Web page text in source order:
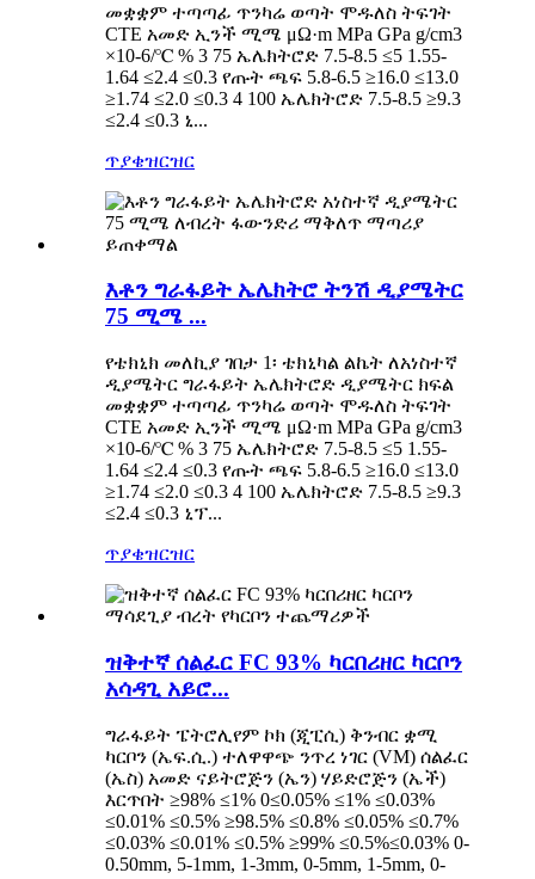
መቋቋም ተጣጣፊ ጥንካሬ ወጣት ሞዱለስ ትፍገት
CTE አመድ ኢንች ሚሜ μΩ·m MPa GPa g/cm3
×10-6/℃ % 3 75 ኤሌክትሮድ 7.5-8.5 ≤5 1.55-
1.64 ≤2.4 ≤0.3 የጡት ጫፍ 5.8-6.5 ≥16.0 ≤13.0
≥1.74 ≤2.0 ≤0.3 4 100 ኤሌክትሮድ 7.5-8.5 ≥9.3
≤2.4 ≤0.3 ኒ...
ጥያቄዝርዝር
እቶን ግራፋይት ኤሌክትሮ ትንሽ ዲያሜትር
75 ሚሜ ...
የቴክኒክ መለኪያ ገበታ 1፡ ቴክኒካል ልኬት ለአነስተኛ
ዲያሜትር ግራፋይት ኤሌክትሮድ ዲያሜትር ክፍል
መቋቋም ተጣጣፊ ጥንካሬ ወጣት ሞዱለስ ትፍገት
CTE አመድ ኢንች ሚሜ μΩ·m MPa GPa g/cm3
×10-6/℃ % 3 75 ኤሌክትሮድ 7.5-8.5 ≤5 1.55-
1.64 ≤2.4 ≤0.3 የጡት ጫፍ 5.8-6.5 ≥16.0 ≤13.0
≥1.74 ≤2.0 ≤0.3 4 100 ኤሌክትሮድ 7.5-8.5 ≥9.3
≤2.4 ≤0.3 ኒፕ...
ጥያቄዝርዝር
ዝቅተኛ ሰልፈር FC 93% ካርበሪዘር ካርቦን
አሳዳጊ አይሮ...
ግራፋይት ፔትሮሊየም ኮክ (ጂፒሲ) ቅንብር ቋሚ
ካርቦን (ኤፍ.ሲ.) ተለዋዋጭ ንጥረ ነገር (VM) ሰልፈር
(ኤስ) አመድ ናይትሮጅን (ኤን) ሃይድሮጅን (ኤች)
እርጥበት ≥98% ≤1% 0≤0.05% ≤1% ≤0.03%
≤0.01% ≤0.5% ≥98.5% ≤0.8% ≤0.05% ≤0.7%
≤0.03% ≤0.01% ≤0.5% ≥99% ≤0.5%≤0.03% 0-
0.50mm, 5-1mm, 1-3mm, 0-5mm, 1-5mm, 0-